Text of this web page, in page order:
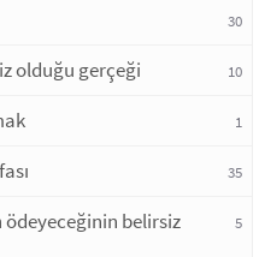
30
olduğu gerçeği 10
1
35
belirsiz
5